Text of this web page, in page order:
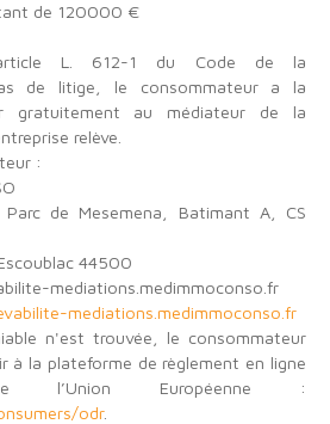
de 120000 €
L. 612-1 du Code de la
de litige, le consommateur a la
gratuitement au médiateur de la
relève.
:
de Mesemena, Batimant A, CS
44500
mediations.medimmoconso.fr
mediations.medimmoconso.fr
n'est trouvée, le consommateur
à la plateforme de règlement en ligne
l’Union Européenne :
odr.